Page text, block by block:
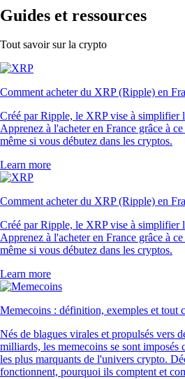
Guides et ressources
Tout savoir sur la crypto
Comment acheter du XRP (Ripple) en
Créé par Ripple, le XRP vise à simplifier
Apprenez à l'acheter en France grâce à
même si vous débutez dans les cryptos.
Learn more
Comment acheter du XRP (Ripple) en
Créé par Ripple, le XRP vise à simplifier
Apprenez à l'acheter en France grâce à
même si vous débutez dans les cryptos.
Learn more
Memecoins : définition, exemples et tout
Nés de blagues virales et propulsés vers
milliards, les memecoins se sont imposés
les plus marquants de l'univers crypto.
fonctionnent, pourquoi ils comptent et